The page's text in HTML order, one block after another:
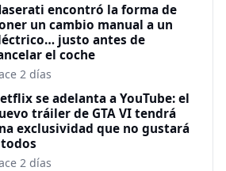
encontró la forma de
un cambio manual a un
justo antes de
el coche
2 días
se adelanta a YouTube: el
tráiler de GTA VI tendrá
exclusividad que no gustará
2 días